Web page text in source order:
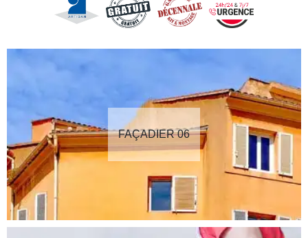
FAÇADIER 06